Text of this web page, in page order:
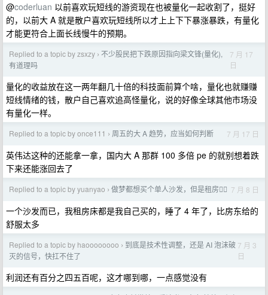
@coderluan 以前喜欢玩短线的游资现在也被量化一起收割了，挺好
的，以前大 A 就是散户喜欢玩短线所以才上上下下暴涨暴跌，有量化
才能更符合上面长线慢牛的预期。
Replied to a topic by zsxzy › 不少股民把下跌原因指向梁文锋(量化),
有道理吗
7 月 17
日
量化的收益放在这一两年翻几十倍的科技面前算个啥，量化也就赚赚
短线情绪的钱，散户自己喜欢追高怪量化，说的好像全球其他市场没
有量化一样。
Replied to a topic by once111 › 周五的大 A 趋势，应当如何判断 7 月 17 日
英伟达这种的还能拿一拿，国内大 A 那群 100 多倍 pe 的就别想着跌
下来还能涨回去了
Replied to a topic by yuanyao › 做梦都想买个单人沙发，但是租房😮‍💨 7 月 8 日
一个沙发而已，我租房床都是我自己买的，睡了 4 年了，比房东给的
舒服太多
Replied to a topic by haoooooooo › 到底是技术性调整，还是 AI 泡沫破
灭的信号，快扛不住了
7 月 3
日
利润还有百分之四五百呢，这才哪到哪，一点感觉没有